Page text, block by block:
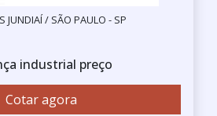
JUNDIAÍ / SÃO PAULO - SP
industrial preço
Cotar agora